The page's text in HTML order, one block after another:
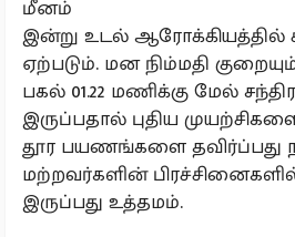
மீனம்
இன்று உடல் ஆரோக்கியத்தில்
ஏற்படும். மன நிம்மதி
பகல் 01.22 மணிக்கு மேல்
இருப்பதால் புதிய
தூர பயணங்களை தவிர்ப்பது
மற்றவர்களின்
இருப்பது உத்தமம்.